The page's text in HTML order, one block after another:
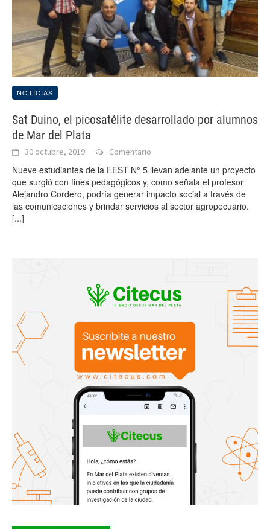
NOTICIAS
Sat Duino, el picosatélite desarrollado por alumnos
de Mar del Plata
30 octubre, 2019 Comentario
Nueve estudiantes de la EEST N° 5 llevan adelante un proyecto
que surgió con fines pedagógicos y, como señala el profesor
Alejandro Cordero, podría generar impacto social a través de
las comunicaciones y brindar servicios al sector agropecuario.
[...]